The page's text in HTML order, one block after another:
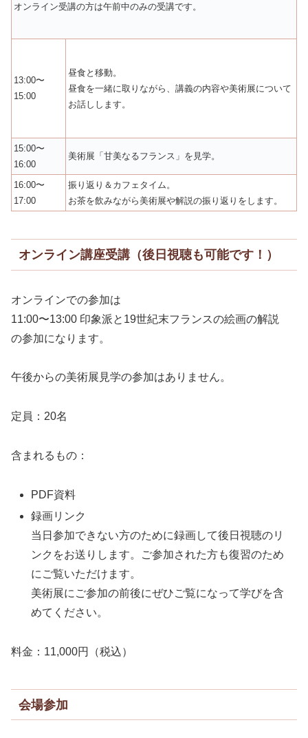
オンライン受講の方は午前中のみの受講です。
13:00〜
15:00
昼食と移動。
昼食を一緒に取りながら、講義の内容や美術展について
お話しします。
15:00〜
16:00
美術展「甘美なるフランス」を見学。
16:00〜
17:00
振り返り＆カフェタイム。
お茶を飲みながら美術展や解説の振り返りをします。
オンライン講座受講（後日視聴も可能です！）
オンラインでの参加は
11:00〜13:00 印象派と19世紀末フランスの絵画の解説
の参加になります。
午後からの美術展見学の参加はありません。
定員：20名
含まれるもの：
PDF資料
録画リンク
当日参加できない方のために録画して後日視聴のリ
ンクをお送りします。ご参加された方も復習のため
にご覧いただけます。
美術展にご参加の前後にぜひご覧になって学びを含
めてください。
料金：11,000円（税込）
会場参加